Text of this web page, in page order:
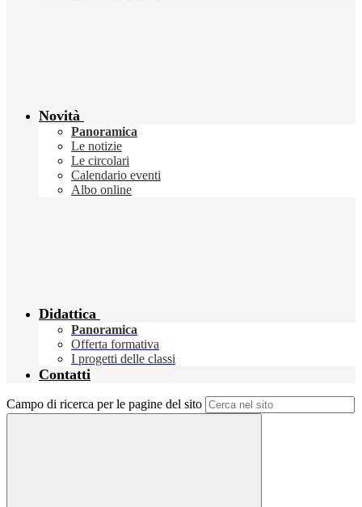
Novità
Panoramica
Le notizie
Le circolari
Calendario eventi
Albo online
Didattica
Panoramica
Offerta formativa
I progetti delle classi
Contatti
Campo di ricerca per le pagine del sito